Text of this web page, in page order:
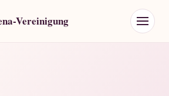
Vereinigung